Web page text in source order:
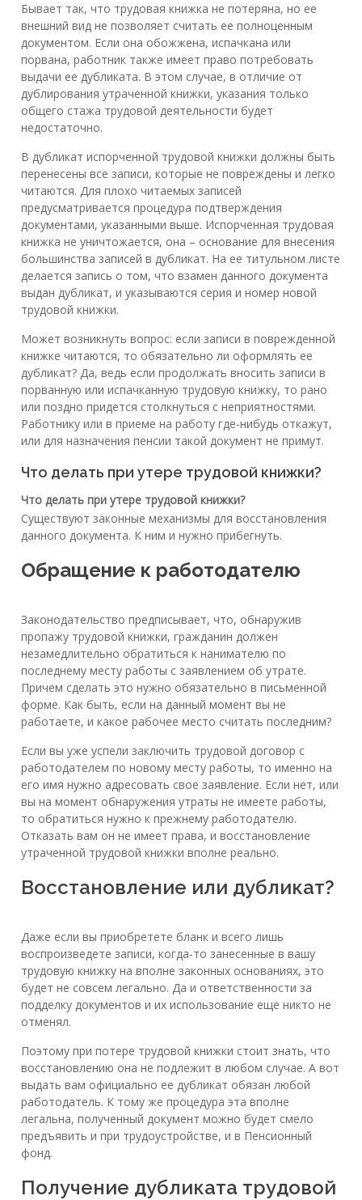
Бывает так, что трудовая книжка не потеряна, но ее
внешний вид не позволяет считать ее полноценным
документом. Если она обожжена, испачкана или
порвана, работник также имеет право потребовать
выдачи ее дубликата. В этом случае, в отличие от
дублирования утраченной книжки, указания только
общего стажа трудовой деятельности будет
недостаточно.
В дубликат испорченной трудовой книжки должны быть
перенесены все записи, которые не повреждены и легко
читаются. Для плохо читаемых записей
предусматривается процедура подтверждения
документами, указанными выше. Испорченная трудовая
книжка не уничтожается, она – основание для внесения
большинства записей в дубликат. На ее титульном листе
делается запись о том, что взамен данного документа
выдан дубликат, и указываются серия и номер новой
трудовой книжки.
Может возникнуть вопрос: если записи в поврежденной
книжке читаются, то обязательно ли оформлять ее
дубликат? Да, ведь если продолжать вносить записи в
порванную или испачканную трудовую книжку, то рано
или поздно придется столкнуться с неприятностями.
Работнику или в приеме на работу где-нибудь откажут,
или для назначения пенсии такой документ не примут.
Что делать при утере трудовой книжки?
Что делать при утере трудовой книжки?
Существуют законные механизмы для восстановления
данного документа. К ним и нужно прибегнуть.
Обращение к работодателю
Законодательство предписывает, что, обнаружив
пропажу трудовой книжки, гражданин должен
незамедлительно обратиться к нанимателю по
последнему месту работы с заявлением об утрате.
Причем сделать это нужно обязательно в письменной
форме. Как быть, если на данный момент вы не
работаете, и какое рабочее место считать последним?
Если вы уже успели заключить трудовой договор с
работодателем по новому месту работы, то именно на
его имя нужно адресовать свое заявление. Если нет, или
вы на момент обнаружения утраты не имеете работы,
то обратиться нужно к прежнему работодателю.
Отказать вам он не имеет права, и восстановление
утраченной трудовой книжки вполне реально.
Восстановление или дубликат?
Даже если вы приобретете бланк и всего лишь
воспроизведете записи, когда-то занесенные в вашу
трудовую книжку на вполне законных основаниях, это
будет не совсем легально. Да и ответственности за
подделку документов и их использование еще никто не
отменял.
Поэтому при потере трудовой книжки стоит знать, что
восстановлению она не подлежит в любом случае. А вот
выдать вам официально ее дубликат обязан любой
работодатель. К тому же процедура эта вполне
легальна, полученный документ можно будет смело
предъявить и при трудоустройстве, и в Пенсионный
фонд.
Получение дубликата трудовой